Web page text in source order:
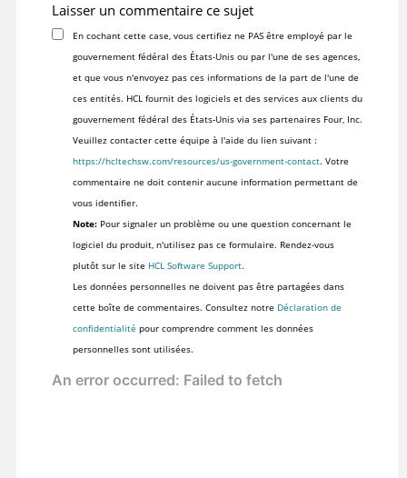
Laisser un commentaire ce sujet
En cochant cette case, vous certifiez ne PAS être employé par le
gouvernement fédéral des États-Unis ou par l'une de ses agences,
et que vous n'envoyez pas ces informations de la part de l'une de
ces entités. HCL fournit des logiciels et des services aux clients du
gouvernement fédéral des États-Unis via ses partenaires Four, Inc.
Veuillez contacter cette équipe à l'aide du lien suivant :
https://hcltechsw.com/resources/us-government-contact. Votre
commentaire ne doit contenir aucune information permettant de
vous identifier.
Note:Pour signaler un problème ou une question concernant le
logiciel du produit, n'utilisez pas ce formulaire. Rendez-vous
plutôt sur le site HCL Software Support.
Les données personnelles ne doivent pas être partagées dans
cette boîte de commentaires. Consultez notre Déclaration de
confidentialité pour comprendre comment les données
personnelles sont utilisées.